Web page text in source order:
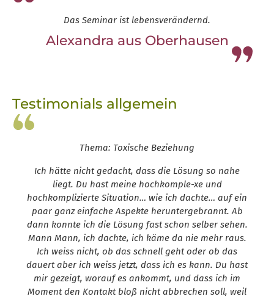
Das Seminar ist lebensverändernd.
Alexandra aus Oberhausen
Testimonials allgemein
Thema: Toxische Beziehung
Ich hätte nicht gedacht, dass die Lösung so nahe
liegt. Du hast meine hochkomple-xe und
hochkomplizierte Situation… wie ich dachte… auf ein
paar ganz einfache Aspekte heruntergebrannt. Ab
dann konnte ich die Lösung fast schon selber sehen.
Mann Mann, ich dachte, ich käme da nie mehr raus.
Ich weiss nicht, ob das schnell geht oder ob das
dauert aber ich weiss jetzt, dass ich es kann. Du hast
mir gezeigt, worauf es ankommt, und dass ich im
Moment den Kontakt bloß nicht abbrechen soll, weil